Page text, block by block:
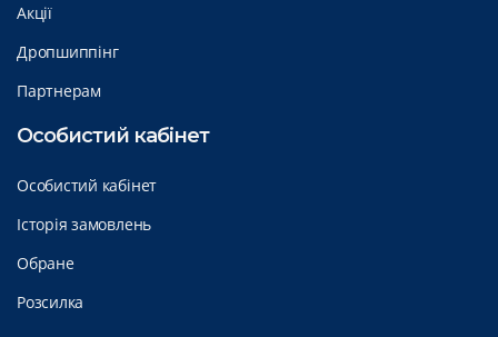
Акції
Дропшиппінг
Партнерам
Особистий кабінет
Особистий кабінет
Історія замовлень
Обране
Розсилка